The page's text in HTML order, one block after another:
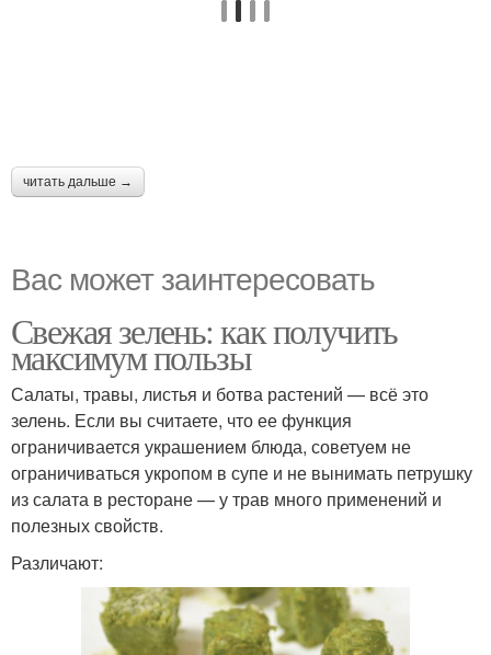
читать дальше →
Вас может заинтересовать
Свежая зелень: как получить
максимум пользы
Салаты, травы, листья и ботва растений — всё это
зелень. Если вы считаете, что ее функция
ограничивается украшением блюда, советуем не
ограничиваться укропом в супе и не вынимать петрушку
из салата в ресторане — у трав много применений и
полезных свойств.
Различают: